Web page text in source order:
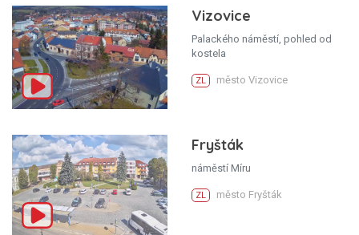
Vizovice
Palackého náměstí, pohled od
kostela
ZL město Vizovice
Fryšták
náměstí Míru
ZL město Fryšták